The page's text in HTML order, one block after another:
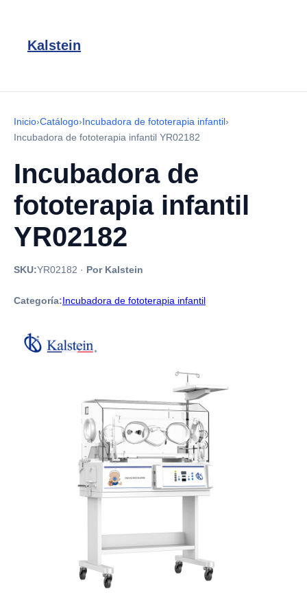
Kalstein
Inicio›Catálogo›Incubadora de fototerapia infantil›
Incubadora de fototerapia infantil YR02182
Incubadora de
fototerapia infantil
YR02182
SKU:YR02182 · Por Kalstein
Categoría:Incubadora de fototerapia infantil